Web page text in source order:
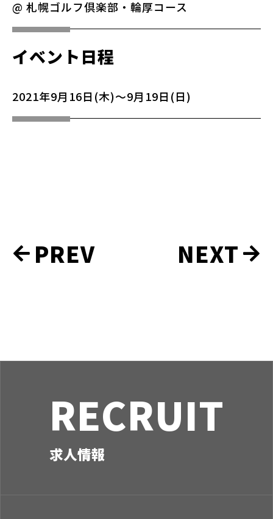
@ 札幌ゴルフ倶楽部・輪厚コース
イベント日程
2021年9月16日(木)～9月19日(日)
実
績
PREV NEXT
RECRUIT
求人情報